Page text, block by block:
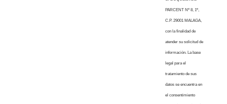
PARCENT Nº 8, 1º,
C.P. 29001 MALAGA,
con la finalidad de
atender su solicitud de
información. La base
legal para el
tratamiento de sus
datos se encuentra en
el consentimiento